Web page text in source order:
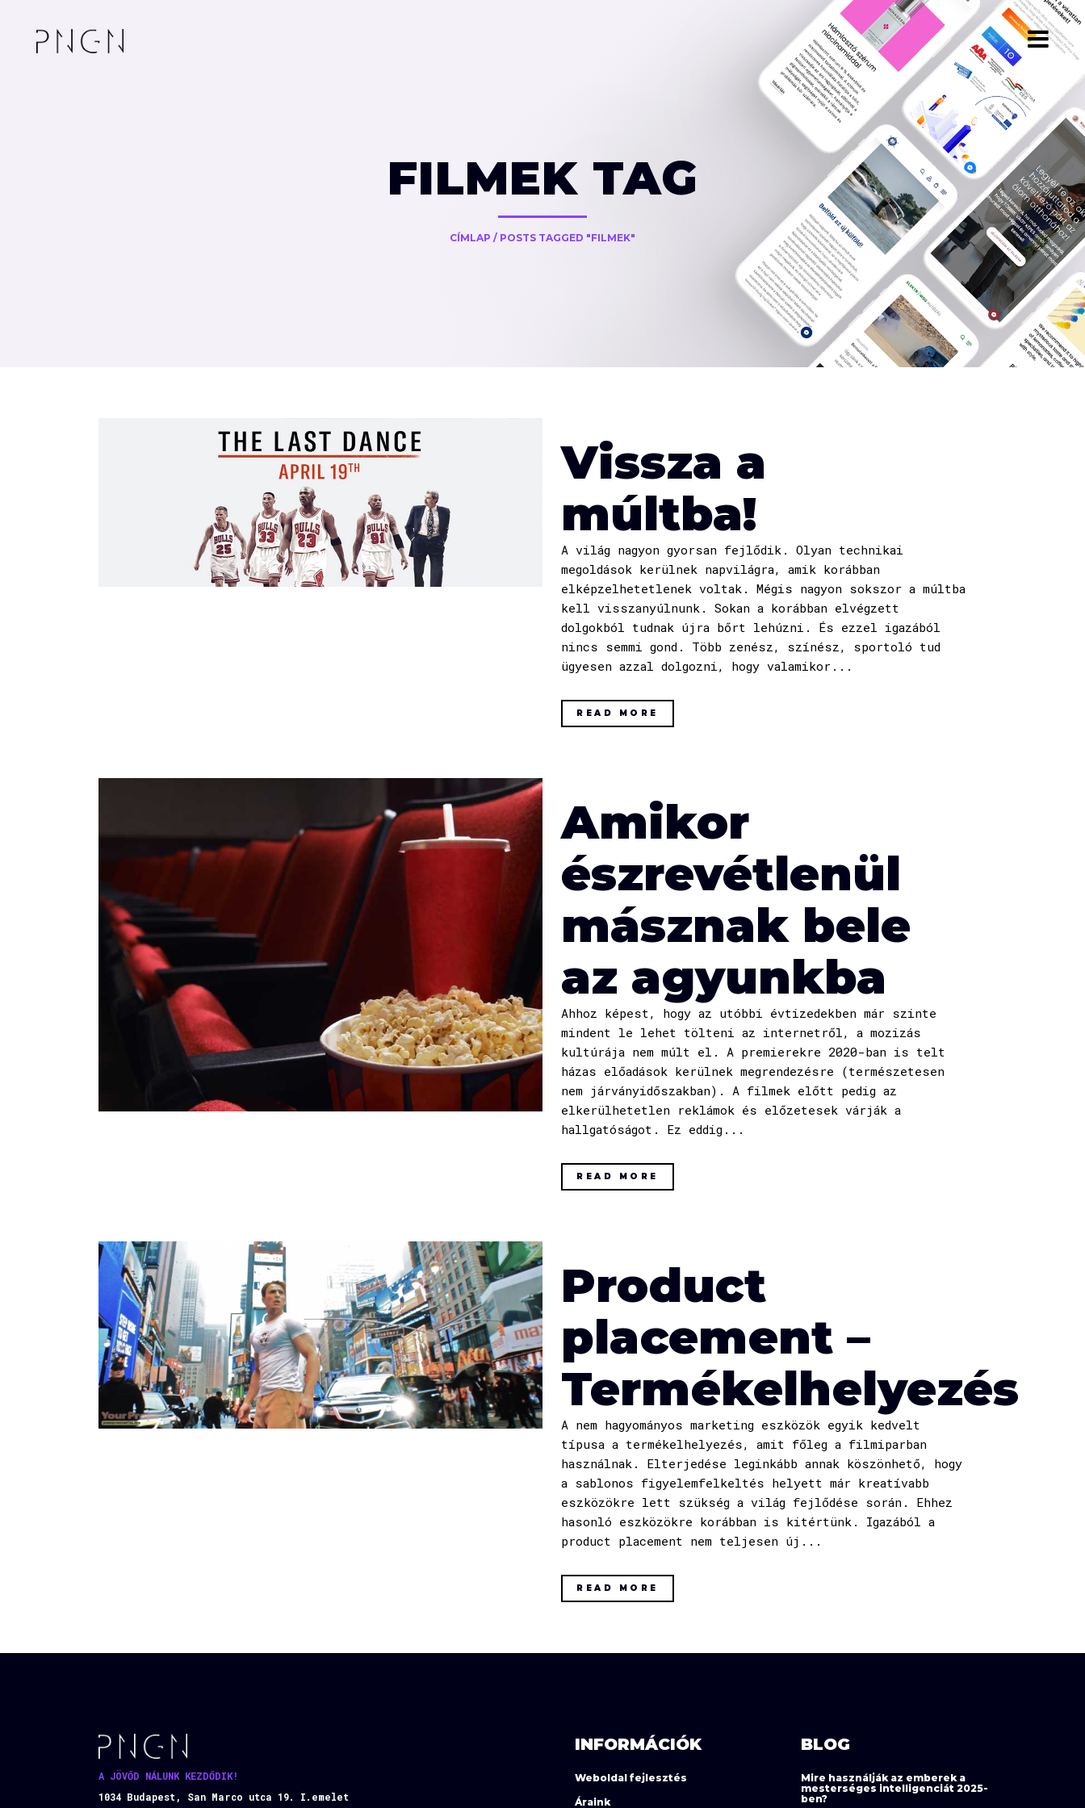
FILMEK TAG
CÍMLAP / POSTS TAGGED "FILMEK"
Vissza a
múltba!
A világ nagyon gyorsan fejlődik. Olyan technikai
megoldások kerülnek napvilágra, amik korábban
elképzelhetetlenek voltak. Mégis nagyon sokszor a múltba
kell visszanyúlnunk. Sokan a korábban elvégzett
dolgokból tudnak újra bőrt lehúzni. És ezzel igazából
nincs semmi gond. Több zenész, színész, sportoló tud
ügyesen azzal dolgozni, hogy valamikor...
READ MORE
Amikor
észrevétlenül
másznak bele
az agyunkba
Ahhoz képest, hogy az utóbbi évtizedekben már szinte
mindent le lehet tölteni az internetről, a mozizás
kultúrája nem múlt el. A premierekre 2020-ban is telt
házas előadások kerülnek megrendezésre (természetesen
nem járványidőszakban). A filmek előtt pedig az
elkerülhetetlen reklámok és előzetesek várják a
hallgatóságot. Ez eddig...
READ MORE
Product
placement –
Termékelhelyezés
A nem hagyományos marketing eszközök egyik kedvelt
típusa a termékelhelyezés, amit főleg a filmiparban
használnak. Elterjedése leginkább annak köszönhető, hogy
a sablonos figyelemfelkeltés helyett már kreatívabb
eszközökre lett szükség a világ fejlődése során. Ehhez
hasonló eszközökre korábban is kitértünk. Igazából a
product placement nem teljesen új...
READ MORE
A JÖVŐD NÁLUNK KEZDŐDIK!
1034 Budapest, San Marco utca 19. I.emelet
INFORMÁCIÓK
Weboldal fejlesztés
Áraink
BLOG
Mire használják az emberek a
mesterséges intelligenciát 2025-
ben?